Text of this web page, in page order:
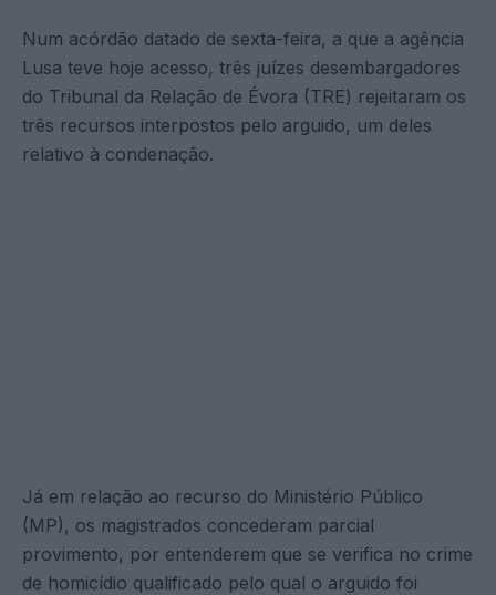
Num acórdão datado de sexta-feira, a que a agência
Lusa teve hoje acesso, três juízes desembargadores
do Tribunal da Relação de Évora (TRE) rejeitaram os
três recursos interpostos pelo arguido, um deles
relativo à condenação.
Já em relação ao recurso do Ministério Público
(MP), os magistrados concederam parcial
provimento, por entenderem que se verifica no crime
de homicídio qualificado pelo qual o arguido foi